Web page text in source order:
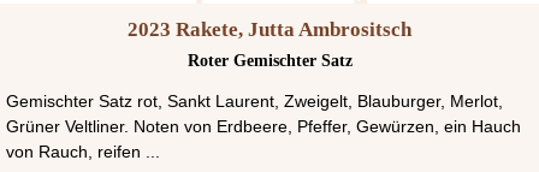
2023 Rakete, Jutta Ambrositsch
Roter Gemischter Satz
Gemischter Satz rot, Sankt Laurent, Zweigelt, Blauburger, Merlot,
Grüner Veltliner. Noten von Erdbeere, Pfeffer, Gewürzen, ein Hauch
von Rauch, reifen ...